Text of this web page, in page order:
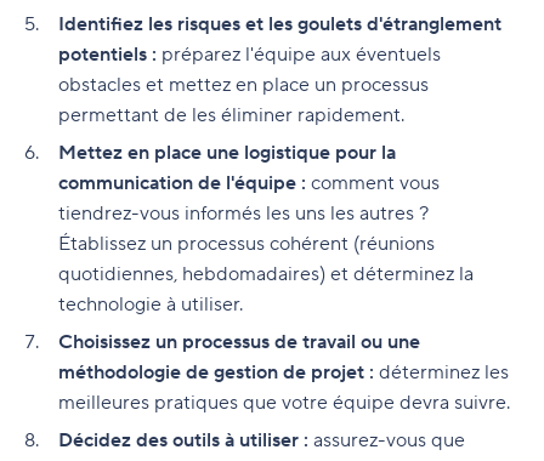
Identifiez les risques et les goulets d'étranglement
potentiels : préparez l'équipe aux éventuels
obstacles et mettez en place un processus
permettant de les éliminer rapidement.
Mettez en place une logistique pour la
communication de l'équipe : comment vous
tiendrez-vous informés les uns les autres ?
Établissez un processus cohérent (réunions
quotidiennes, hebdomadaires) et déterminez la
technologie à utiliser.
Choisissez un processus de travail ou une
méthodologie de gestion de projet : déterminez les
meilleures pratiques que votre équipe devra suivre.
Décidez des outils à utiliser : assurez-vous que